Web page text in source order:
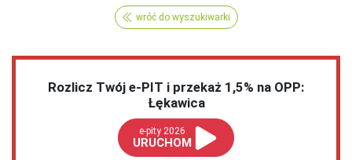
wróć do wyszukiwarki
Rozlicz Twój e-PIT i przekaż 1,5% na OPP:
Łękawica
e-pity 2026
URUCHOM